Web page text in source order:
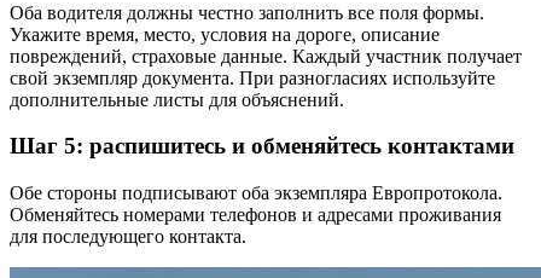
Оба водителя должны честно заполнить все поля формы.
Укажите время, место, условия на дороге, описание
повреждений, страховые данные. Каждый участник получает
свой экземпляр документа. При разногласиях используйте
дополнительные листы для объяснений.
Шаг 5: распишитесь и обменяйтесь контактами
Обе стороны подписывают оба экземпляра Европротокола.
Обменяйтесь номерами телефонов и адресами проживания
для последующего контакта.